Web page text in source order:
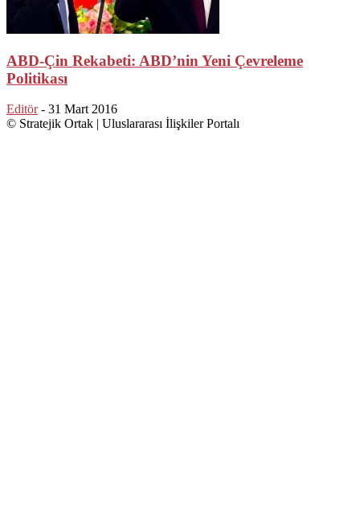
ABD-Çin Rekabeti: ABD’nin Yeni Çevreleme
Politikası
Editör - 31 Mart 2016
© Stratejik Ortak | Uluslararası İlişkiler Portalı